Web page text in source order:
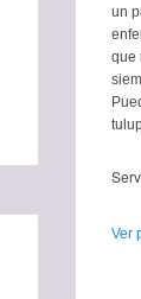
un
que
Ver